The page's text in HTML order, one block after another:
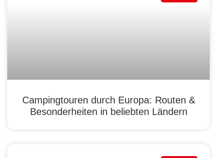
Campingtouren durch Europa: Routen &
Besonderheiten in beliebten Ländern